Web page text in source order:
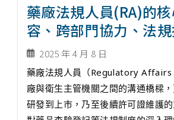
藥廠法規人員(RA)的
容、跨部門協力、法
2025 年 4 月 8 日
藥廠法規人員（Regulatory Affairs
廠與衛生主管機關之間的溝通橋樑
研發到上市，乃至後續許可證維護